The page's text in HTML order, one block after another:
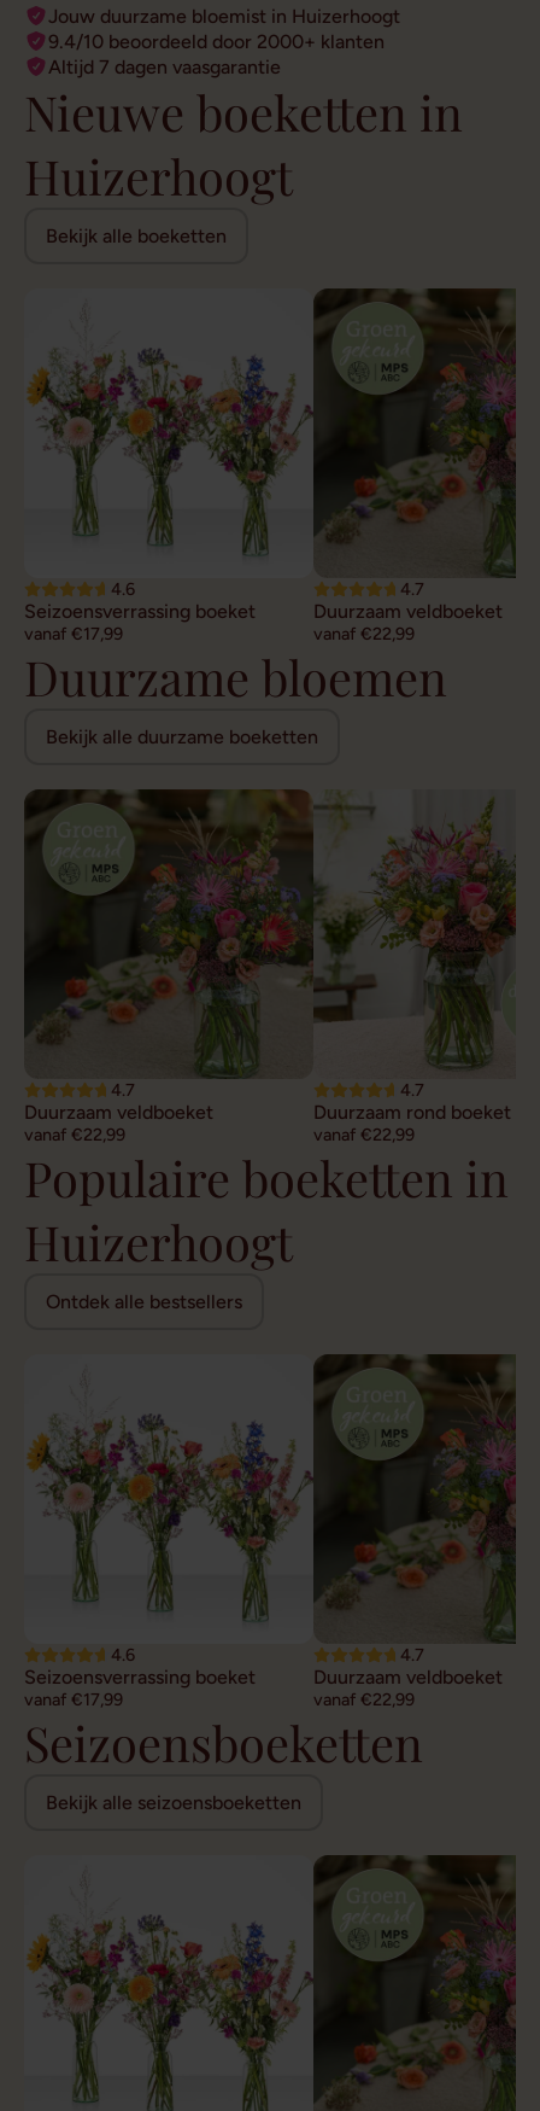
Jouw duurzame bloemist in Huizerhoogt
9.4/10 beoordeeld door 2000+ klanten
Altijd 7 dagen vaasgarantie
Nieuwe boeketten in
Huizerhoogt
Bekijk alle boeketten
4.6
Seizoensverrassing boeket
vanaf €17,99
4.7
Duurzaam veldboeket
vanaf €22,99
Duurzame bloemen
Bekijk alle duurzame boeketten
4.7
Duurzaam veldboeket
vanaf €22,99
4.7
Duurzaam rond boeket
vanaf €22,99
Populaire boeketten in
Huizerhoogt
Ontdek alle bestsellers
4.6
Seizoensverrassing boeket
vanaf €17,99
4.7
Duurzaam veldboeket
vanaf €22,99
Seizoensboeketten
Bekijk alle seizoensboeketten